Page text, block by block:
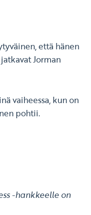
että hänen
Jorman
vaiheessa, kun on
pohtii.
-hankkeelle on